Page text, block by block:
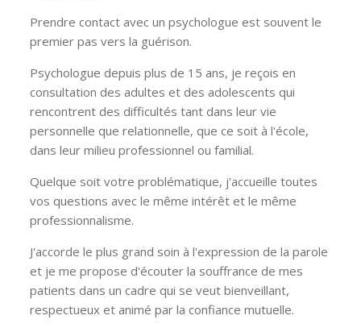
Prendre contact avec un psychologue est souvent le
premier pas vers la guérison.
Psychologue depuis plus de 15 ans, je reçois en
consultation des adultes et des adolescents qui
rencontrent des difficultés tant dans leur vie
personnelle que relationnelle, que ce soit à l'école,
dans leur milieu professionnel ou familial.
Quelque soit votre problématique, j'accueille toutes
vos questions avec le même intérêt et le même
professionnalisme.
J'accorde le plus grand soin à l'expression de la parole
et je me propose d'écouter la souffrance de mes
patients dans un cadre qui se veut bienveillant,
respectueux et animé par la confiance mutuelle.